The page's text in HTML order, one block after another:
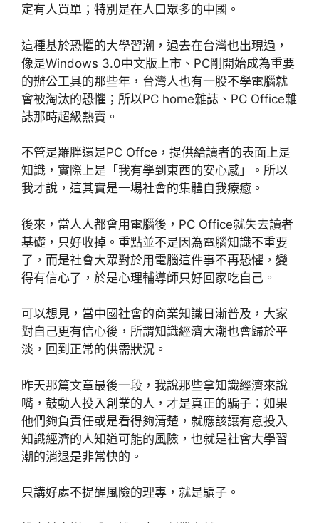
定有人買單；特別是在人口眾多的中國。
這種基於恐懼的大學習潮，過去在台灣也出現過，
像是Windows 3.0中文版上市、PC剛開始成為重要
的辦公工具的那些年，台灣人也有一股不學電腦就
會被淘汰的恐懼；所以PC home雜誌、PC Office雜
誌那時超級熱賣。
不管是羅胖還是PC Offce，提供給讀者的表面上是
知識，實際上是「我有學到東西的安心感」。所以
我才說，這其實是一場社會的集體自我療癒。
後來，當人人都會用電腦後，PC Office就失去讀者
基礎，只好收掉。重點並不是因為電腦知識不重要
了，而是社會大眾對於用電腦這件事不再恐懼，變
得有信心了，於是心理輔導師只好回家吃自己。
可以想見，當中國社會的商業知識日漸普及，大家
對自己更有信心後，所謂知識經濟大潮也會歸於平
淡，回到正常的供需狀況。
昨天那篇文章最後一段，我說那些拿知識經濟來說
嘴，鼓動人投入創業的人，才是真正的騙子：如果
他們夠負責任或是看得夠清楚，就應該讓有意投入
知識經濟的人知道可能的風險，也就是社會大學習
潮的消退是非常快的。
只講好處不提醒風險的理專，就是騙子。